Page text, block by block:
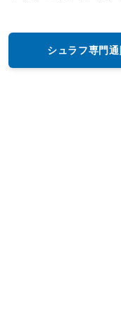
シュラフ専門